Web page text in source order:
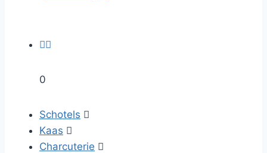

0
Schotels 
Kaas 
Charcuterie 